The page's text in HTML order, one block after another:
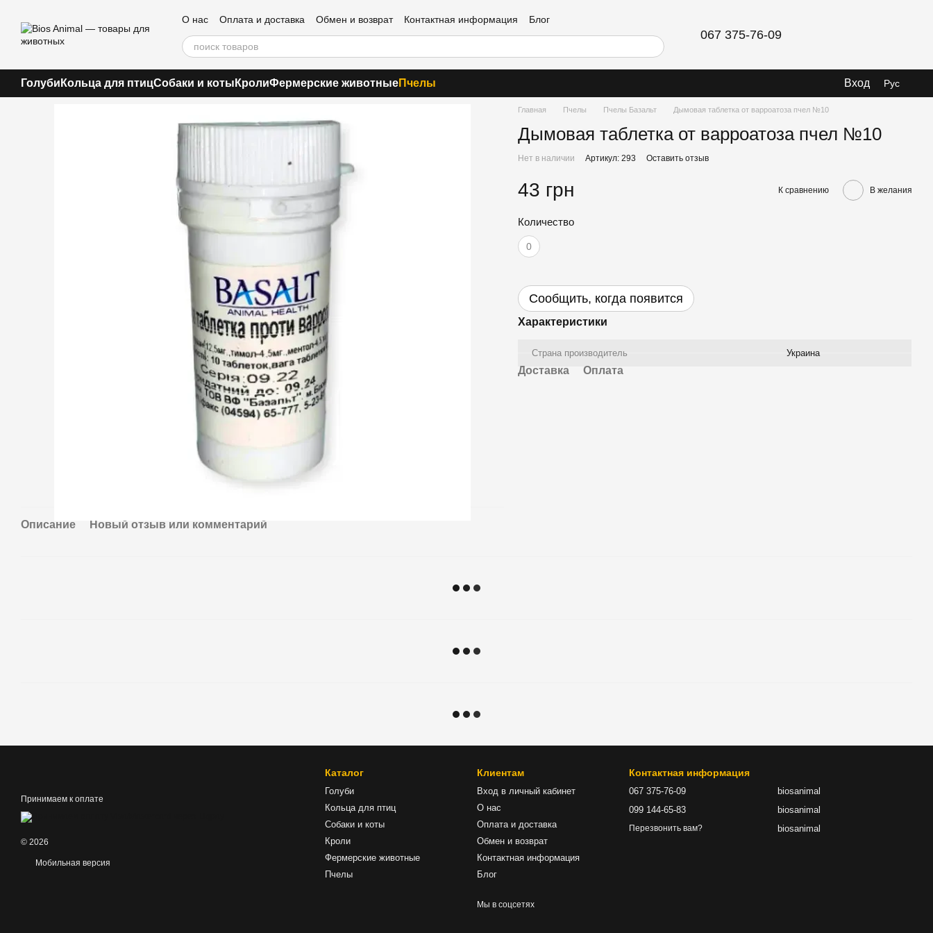
О нас Оплата и доставка Обмен и возврат Контактная информация Блог
067 375-76-09
Голуби Кольца для птицСобаки и коты КролиФермерские животныеПчелы Вход Рус
Описание Новый отзыв или комментарий
Главная Пчелы Пчелы Базальт Дымовая таблетка от варроатоза пчел №10
Дымовая таблетка от варроатоза пчел №10
Нет в наличии Артикул: 293 Оставить отзыв
43 грн К сравнению В желания
Количество
0
Сообщить, когда появится
Характеристики
Страна производитель Украина
Доставка Оплата
Принимаем к оплате
© 2026
Мобильная версия
Каталог
Голуби
Кольца для птиц
Собаки и коты
Кроли
Фермерские животные
Пчелы
Клиентам
Вход в личный кабинет
О нас
Оплата и доставка
Обмен и возврат
Контактная информация
Блог
Мы в соцсетях
Контактная информация
067 375-76-09
099 144-65-83
Перезвонить вам?
biosanimal
biosanimal
biosanimal